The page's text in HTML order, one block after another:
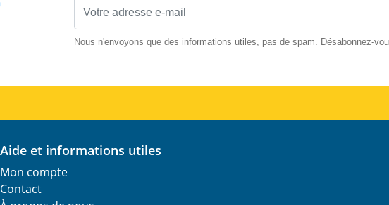
Nous n'envoyons que des informations utiles, pas de spam. Désabonnez-
Aide et informations utiles
Mon compte
Contact